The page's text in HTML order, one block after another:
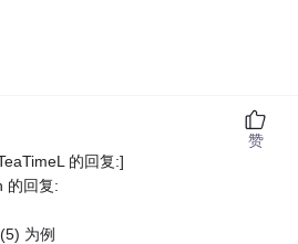
的回复:]
的回复:
为例
赞